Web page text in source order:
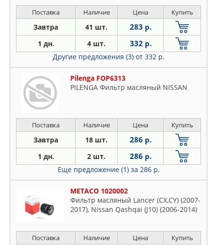
Поставка Наличие Цена Купить
Завтра 41 шт. 283 р.
1 дн. 4 шт. 332 р.
Другие предложения (3) от 332 р.
Pilenga FOP6313
PILENGA Фильтр масляный NISSAN
Поставка Наличие Цена Купить
Завтра 18 шт. 286 р.
1 дн. 2 шт. 286 р.
Еще предложение (1) за 286 р.
METACO 1020002
Фильтр масляный Lancer (CX,CY) (2007-
2017), Nissan Qashqai (J10) (2006-2014)
Поставка Наличие Цена Купить